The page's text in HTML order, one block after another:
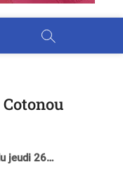
jeudi 26…